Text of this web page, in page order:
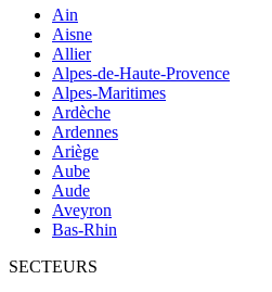
Ain
Aisne
Allier
Alpes-de-Haute-Provence
Alpes-Maritimes
Ardèche
Ardennes
Ariège
Aube
Aude
Aveyron
Bas-Rhin
SECTEURS